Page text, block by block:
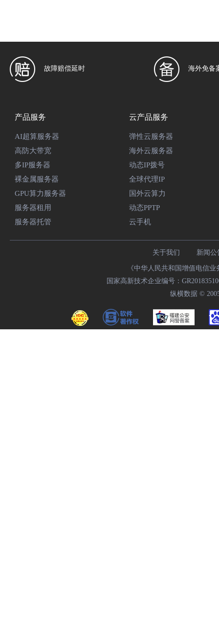
故障赔偿延时 海外免备
产品服务
AI超算服务器
高防大带宽
多IP服务器
裸金属服务器
GPU算力服务器
服务器租用
服务器托管
云产品服务
弹性云服务器
海外云服务器
动态IP拨号
全球代理IP
国外云算力
动态PPTP
云手机
关于我们 新闻公
《中华人民共和国增值电信
国家高新技术企业编号：
纵横数据 ©